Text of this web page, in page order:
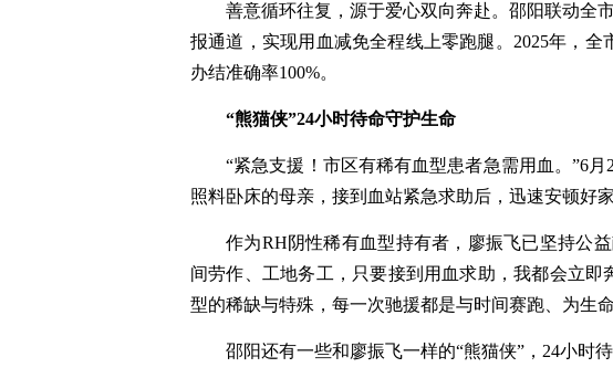
善意循环往复，源于爱心双向奔赴。邵阳联动全
报通道，实现用血减免全程线上零跑腿。2025年，全
办结准确率100%。
“熊猫侠”24小时待命守护生命
“紧急支援！市区有稀有血型患者急需用血。”6
照料卧床的母亲，接到血站紧急求助后，迅速安顿好
作为RH阴性稀有血型持有者，廖振飞已坚持公
间劳作、工地务工，只要接到用血求助，我都会立即
型的稀缺与特殊，每一次驰援都是与时间赛跑、为生命
邵阳还有一些和廖振飞一样的“熊猫侠”，24小时